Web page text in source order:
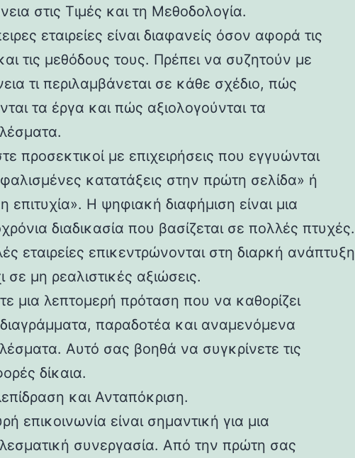
στις Τιμές και τη Μεθοδολογία.
εταιρείες είναι διαφανείς όσον αφορά τις
τις μεθόδους τους. Πρέπει να συζητούν με
τι περιλαμβάνεται σε κάθε σχέδιο, πώς
τα έργα και πώς αξιολογούνται τα
προσεκτικοί με επιχειρήσεις που εγγυώνται
κατατάξεις στην πρώτη σελίδα» ή
επιτυχία». Η ψηφιακή διαφήμιση είναι μια
διαδικασία που βασίζεται σε πολλές πτυχές.
εταιρείες επικεντρώνονται στη διαρκή ανάπτυξη
σε μη ρεαλιστικές αξιώσεις.
μια λεπτομερή πρόταση που να καθορίζει
παραδοτέα και αναμενόμενα
Αυτό σας βοηθά να συγκρίνετε τις
δίκαια.
και Ανταπόκριση.
επικοινωνία είναι σημαντική για μια
συνεργασία. Από την πρώτη σας